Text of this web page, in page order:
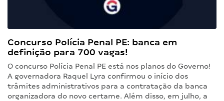
Concurso Polícia Penal PE: banca em
definição para 700 vagas!
O concurso Polícia Penal PE está nos planos do Governo!
A governadora Raquel Lyra confirmou o início dos
trâmites administrativos para a contratação da banca
organizadora do novo certame. Além disso, em julho, a